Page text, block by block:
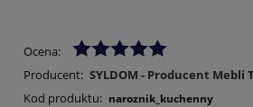
Ocena:
Producent: SYLDOM - Producent Mebli
Kod produktu: naroznik_kuchenny